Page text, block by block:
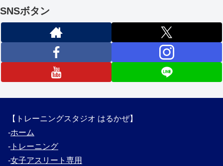
SNSボタン
【トレーニングスタジオ はるかぜ】
‐ホーム
‐ トレーニング
‐女子アスリート専用